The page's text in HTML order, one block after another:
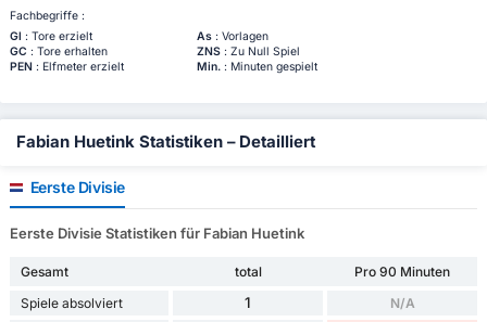
Fachbegriffe :
Gl : Tore erzielt As: Vorlagen
GC : Tore erhalten ZNS: Zu Null Spiel
PEN : Elfmeter erzielt Min.: Minuten gespielt
Fabian Huetink Statistiken – Detailliert
Eerste Divisie
Eerste Divisie Statistiken für Fabian Huetink
Gesamt total
Pro 90 Minuten
Spiele absolviert
1
N/A